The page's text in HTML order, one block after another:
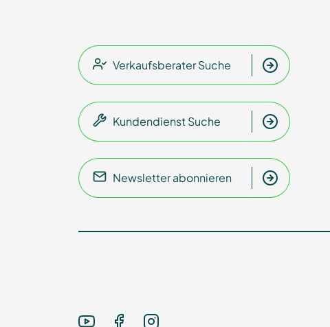
Verkaufsberater Suche
Kundendienst Suche
Newsletter abonnieren